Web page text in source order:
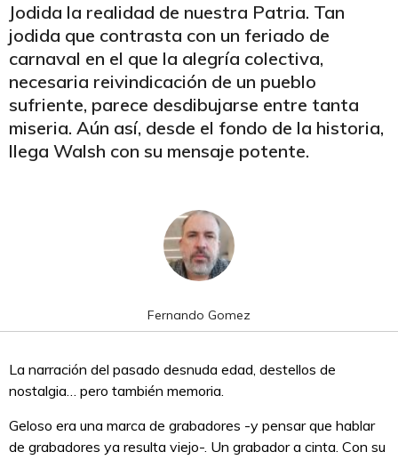
Jodida la realidad de nuestra Patria. Tan
jodida que contrasta con un feriado de
carnaval en el que la alegría colectiva,
necesaria reivindicación de un pueblo
sufriente, parece desdibujarse entre tanta
miseria. Aún así, desde el fondo de la historia,
llega Walsh con su mensaje potente.
Fernando Gomez
La narración del pasado desnuda edad, destellos de
nostalgia… pero también memoria.
Geloso era una marca de grabadores -y pensar que hablar
de grabadores ya resulta viejo-. Un grabador a cinta. Con su